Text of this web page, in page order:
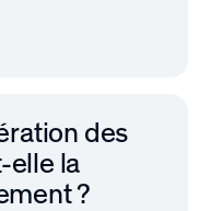
des
elle la
?